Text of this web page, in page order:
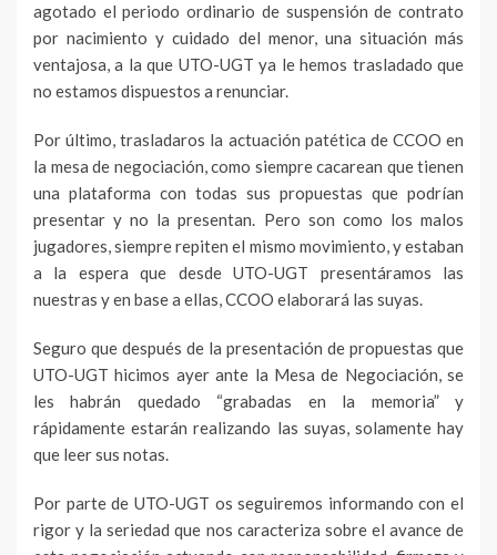
agotado el periodo ordinario de suspensión de contrato
por nacimiento y cuidado del menor, una situación más
ventajosa, a la que UTO-UGT ya le hemos trasladado que
no estamos dispuestos a renunciar.
Por último, trasladaros la actuación patética de CCOO en
la mesa de negociación, como siempre cacarean que tienen
una plataforma con todas sus propuestas que podrían
presentar y no la presentan. Pero son como los malos
jugadores, siempre repiten el mismo movimiento, y estaban
a la espera que desde UTO-UGT presentáramos las
nuestras y en base a ellas, CCOO elaborará las suyas.
Seguro que después de la presentación de propuestas que
UTO-UGT hicimos ayer ante la Mesa de Negociación, se
les habrán quedado “grabadas en la memoria” y
rápidamente estarán realizando las suyas, solamente hay
que leer sus notas.
Por parte de UTO-UGT os seguiremos informando con el
rigor y la seriedad que nos caracteriza sobre el avance de